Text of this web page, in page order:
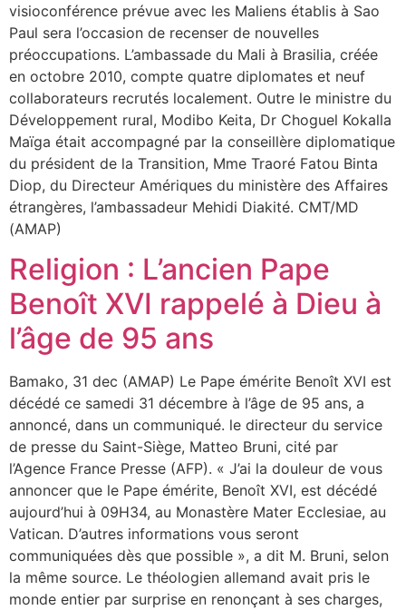
visioconférence prévue avec les Maliens établis à Sao
Paul sera l’occasion de recenser de nouvelles
préoccupations. L’ambassade du Mali à Brasilia, créée
en octobre 2010, compte quatre diplomates et neuf
collaborateurs recrutés localement. Outre le ministre du
Développement rural, Modibo Keita, Dr Choguel Kokalla
Maïga était accompagné par la conseillère diplomatique
du président de la Transition, Mme Traoré Fatou Binta
Diop, du Directeur Amériques du ministère des Affaires
étrangères, l’ambassadeur Mehidi Diakité. CMT/MD
(AMAP)
Religion : L’ancien Pape
Benoît XVI rappelé à Dieu à
l’âge de 95 ans
Bamako, 31 dec (AMAP) Le Pape émérite Benoît XVI est
décédé ce samedi 31 décembre à l’âge de 95 ans, a
annoncé, dans un communiqué. le directeur du service
de presse du Saint-Siège, Matteo Bruni, cité par
l’Agence France Presse (AFP). « J’ai la douleur de vous
annoncer que le Pape émérite, Benoît XVI, est décédé
aujourd’hui à 09H34, au Monastère Mater Ecclesiae, au
Vatican. D’autres informations vous seront
communiquées dès que possible », a dit M. Bruni, selon
la même source. Le théologien allemand avait pris le
monde entier par surprise en renonçant à ses charges,